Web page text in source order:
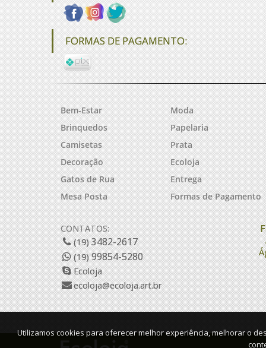
FORMAS DE PAGAMENTO:
Bem-Estar
Brinquedos
Camisetas
Decoração
Gatos de Rua
Mesa Posta
Moda
Papelaria
Prata
Ecoloja
Entrega
Formas de Pagamento
CONTATOS:
(19)3482-2617
(19)99854-5280
Ecoloja
ecoloja@ecoloja.art.br
Utilizamos cookies para oferecer melhor experiência, melhorar o